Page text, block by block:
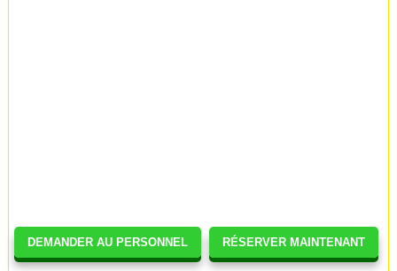
DEMANDER AU PERSONNEL RÉSERVER MAINTENANT